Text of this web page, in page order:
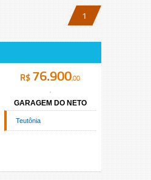
1
R$ 76.900,00
GARAGEM DO NETO
Teutônia